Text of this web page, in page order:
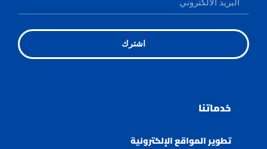
اشترك
خدماتنا
تطوير المواقع الإلكترونية